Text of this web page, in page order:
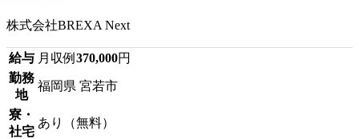
株式会社BREXA Next
給与 月収例 370,000円
勤務
地
福岡県 宮若市
寮・
社宅
あり（無料）